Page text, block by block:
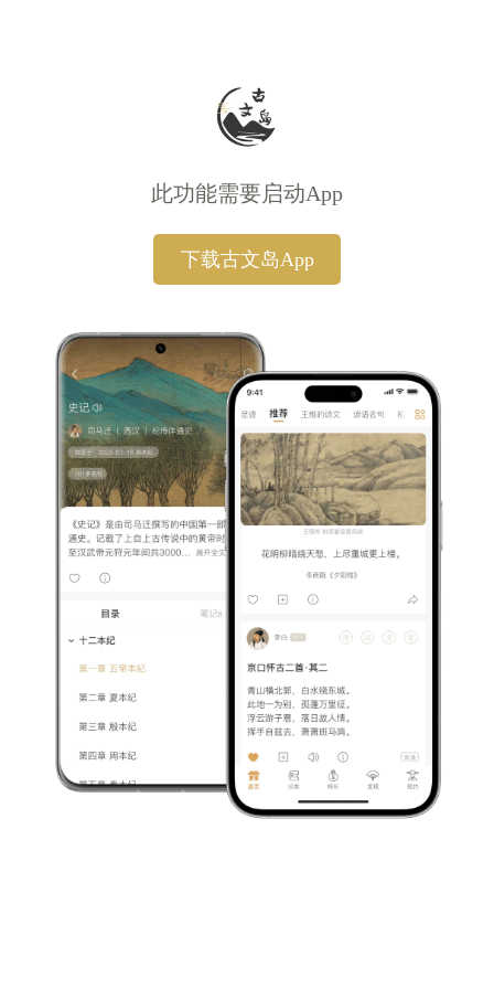
此功能需要启动App
下载古文岛App